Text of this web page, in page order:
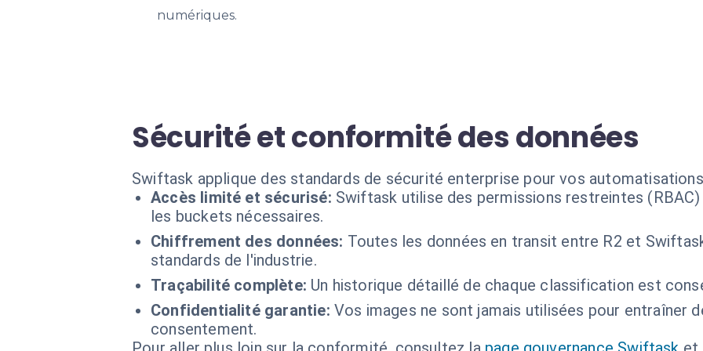
numériques.
Sécurité et conformité des données
Swiftask applique des standards de sécurité enterprise pour vos
Accès limité et sécurisé: Swiftask utilise des permissions restreintes
les buckets nécessaires.
Chiffrement des données: Toutes les données en transit entre R2 et
standards de l'industrie.
Traçabilité complète: Un historique détaillé de chaque classification est
Confidentialité garantie: Vos images ne sont jamais utilisées pour entraîner
consentement.